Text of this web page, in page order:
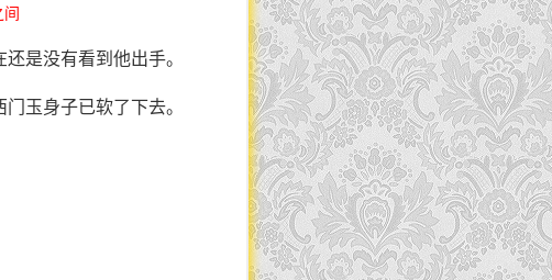
是没有看到他出手。
玉身子已软了下去。